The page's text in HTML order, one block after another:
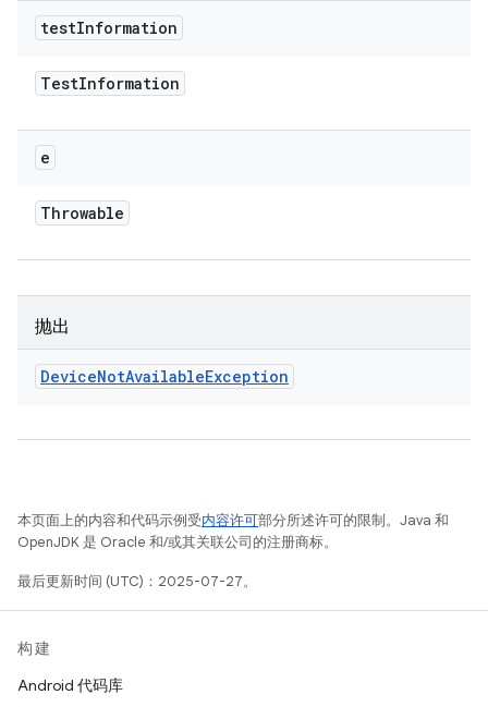
testInformation
TestInformation
e
Throwable
抛出
DeviceNotAvailableException
本页面上的内容和代码示例受内容许可部分所述许可的限制。Java 和
OpenJDK 是 Oracle 和/或其关联公司的注册商标。
最后更新时间 (UTC)：2025-07-27。
构建
Android 代码库